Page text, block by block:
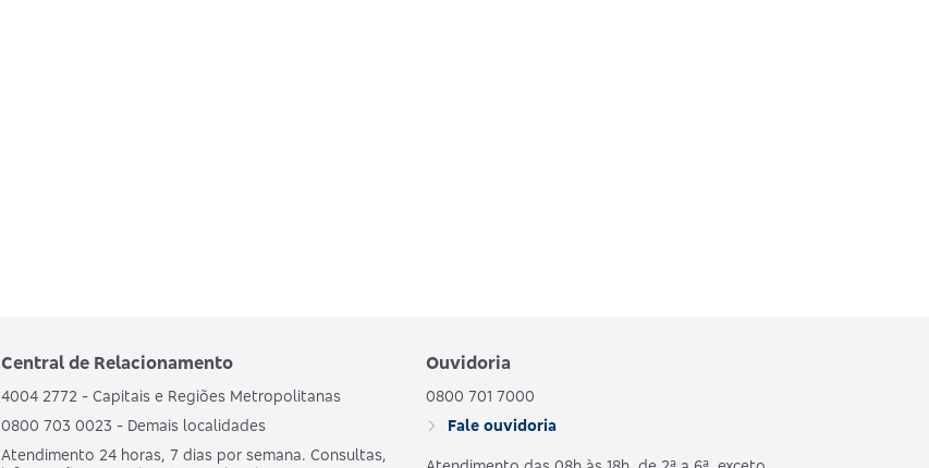
Central de Relacionamento
4004 2772 - Capitais e Regiões Metropolitanas
0800 703 0023 - Demais localidades
Atendimento 24 horas, 7 dias por semana. Consultas,
Ouvidoria
0800 701 7000
Fale ouvidoria